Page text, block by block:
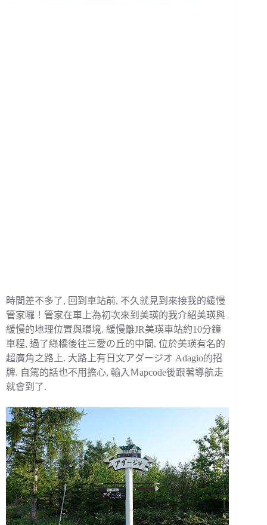
時間差不多了, 回到車站前, 不久就見到來接我的緩慢
管家囉！管家在車上為初次來到美瑛的我介紹美瑛與
緩慢的地理位置與環境. 緩慢離JR美瑛車站約10分鐘
車程, 過了綠橋後往三愛の丘的中間, 位於美瑛有名的
超廣角之路上. 大路上有日文アダージオ Adagio的招
牌. 自駕的話也不用擔心, 輸入Ｍapcode後跟著導航走
就會到了.